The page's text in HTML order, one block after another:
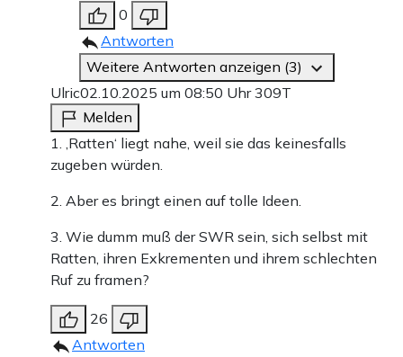
0
Antworten
Weitere Antworten anzeigen (3)
Ulric02.10.2025 um 08:50 Uhr309T
Melden
1. ‚Ratten‘ liegt nahe, weil sie das keinesfalls
zugeben würden.
2. Aber es bringt einen auf tolle Ideen.
3. Wie dumm muß der SWR sein, sich selbst mit
Ratten, ihren Exkrementen und ihrem schlechten
Ruf zu framen?
26
Antworten